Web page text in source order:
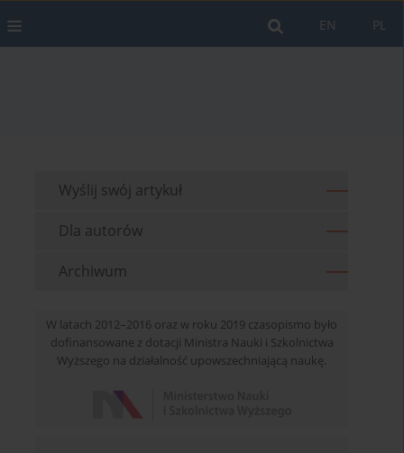
PL
EN
Wyślij swój artykuł
Dla autorów
Archiwum
W latach 2012–2016 oraz w roku 2019 czasopismo było
dofinansowane z dotacji Ministra Nauki i Szkolnictwa
Wyższego na działalność upowszechniającą naukę.